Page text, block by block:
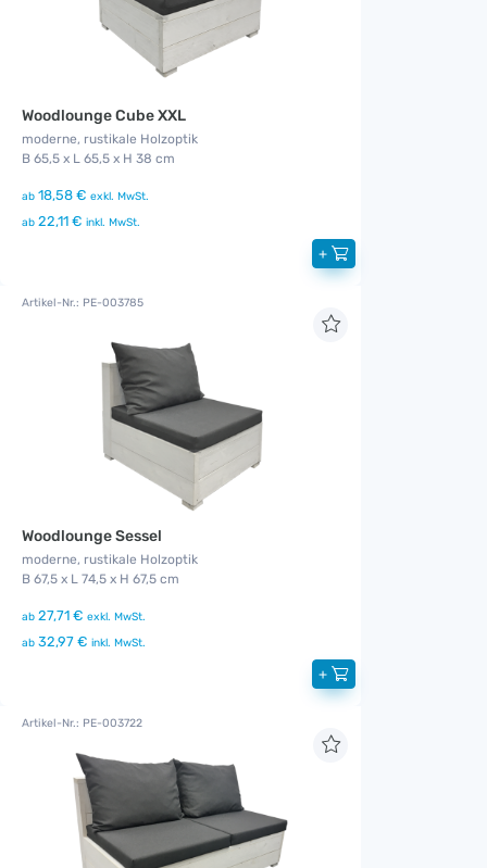
Woodlounge Cube XXL
moderne, rustikale Holzoptik
B 65,5 x L 65,5 x H 38 cm
ab 18,58 € exkl. MwSt.
ab 22,11 € inkl. MwSt.
+
Artikel-Nr.: PE-003785
Woodlounge Sessel
moderne, rustikale Holzoptik
B 67,5 x L 74,5 x H 67,5 cm
ab 27,71 € exkl. MwSt.
ab 32,97 € inkl. MwSt.
+
Artikel-Nr.: PE-003722